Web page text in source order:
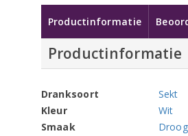
Productinformatie
Productinformatie
Dranksoort
Sekt
Kleur
Wit
Smaak
Droog